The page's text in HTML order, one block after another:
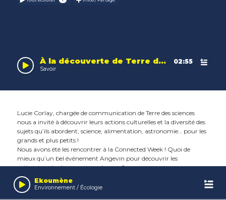
À la découverte de Terre des sciences…
Savoir
02:55
Lucie Corlay, chargée de communication de Terre des sciences
nous a invité à découvrir leurs actions culturelles et la diversité des
sujets qu’ils abordent, science, alimentation, astronomie… pour les
grands et plus petits !
Nous avons été les rencontrer à la Connected Week ! Quoi de
mieux qu’un bel événement Angevin pour découvrir les
actionsterrain de nos acteurs locaux ?
Leaflet | Map data © OpenStreetMapcontributors,CC-BY-SA, Imagery ©
Player
Ekoumène
Environnement / Écologie